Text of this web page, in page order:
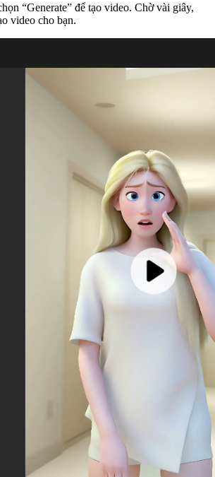
“Generate” để tạo video. Chờ vài giây,
video cho bạn.